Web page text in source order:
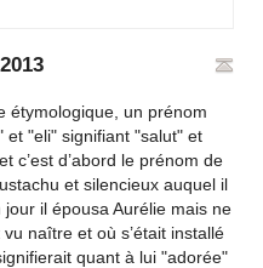
étymologique, un prénom
et "eli" signifiant "salut" et
c’est d’abord le prénom de
et silencieux auquel il
il épousa Aurélie mais ne
naître et où s’était installé
quant à lui "adorée"